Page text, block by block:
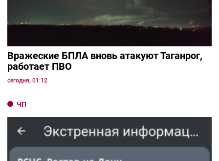
Вражеские БПЛА вновь атакуют Таганрог,
работает ПВО
сегодня, 01:12
ЧП